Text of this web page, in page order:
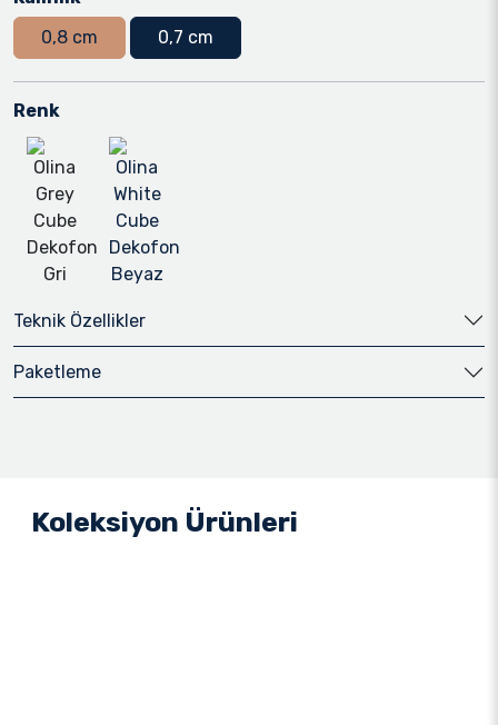
0,8 cm
0,7 cm
Renk
Gri Beyaz
Teknik Özellikler
Paketleme
Koleksiyon Ürünleri